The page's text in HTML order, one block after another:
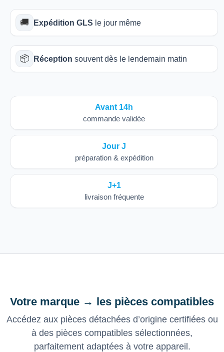
🚚 Expédition GLS le jour même
📦 Réception souvent dès le lendemain matin
Avant 14h
commande validée
Jour J
préparation & expédition
J+1
livraison fréquente
Votre marque → les pièces compatibles
Accédez aux pièces détachées d’origine certifiées ou
à des pièces compatibles sélectionnées,
parfaitement adaptées à votre appareil.